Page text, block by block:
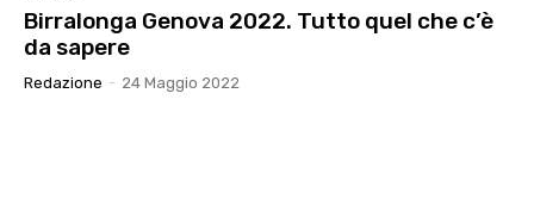
Birralonga Genova 2022. Tutto quel che c’è
da sapere
Redazione - 24 Maggio 2022